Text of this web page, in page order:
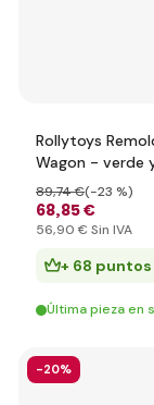
Rollytoys
Wagon - verde
68,85 €
89,74 €(-23 %)
56,90 € Sin IVA
+ 68 puntos
Última pieza en
-20%